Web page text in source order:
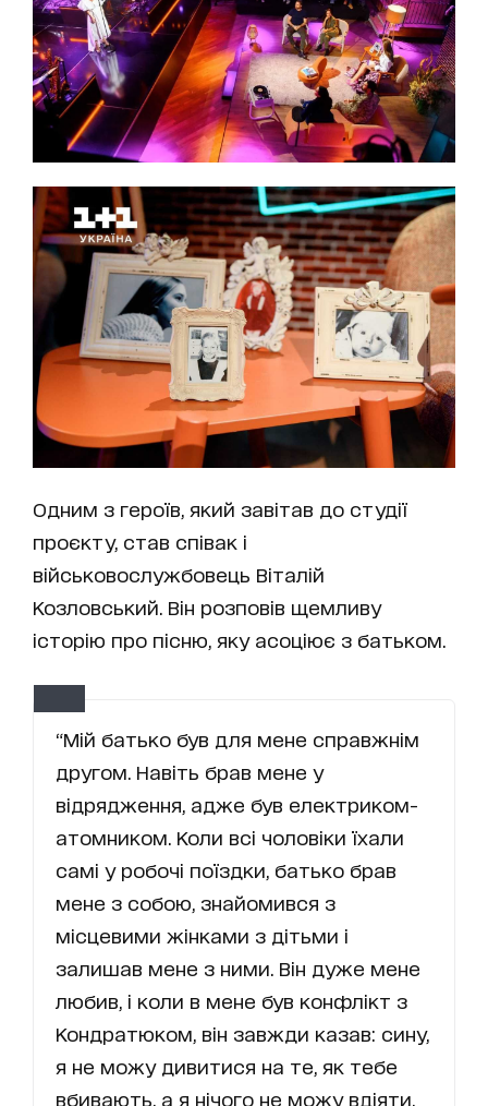
Одним з героїв, який завітав до студії
проєкту, став співак і
військовослужбовець Віталій
Козловський. Він розповів щемливу
історію про пісню, яку асоціює з батьком.
“Мій батько був для мене справжнім
другом. Навіть брав мене у
відрядження, адже був електриком-
атомником. Коли всі чоловіки їхали
самі у робочі поїздки, батько брав
мене з собою, знайомився з
місцевими жінками з дітьми і
залишав мене з ними. Він дуже мене
любив, і коли в мене був конфлікт з
Кондратюком, він завжди казав: сину,
я не можу дивитися на те, як тебе
вбивають, а я нічого не можу вдіяти.